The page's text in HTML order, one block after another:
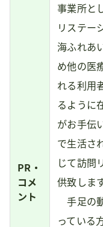
PR・
コメ
ント
事業所と
リステー
海ふれあ
め他の医
れる利用
るように
がお手伝
で生活さ
じて訪問
供致します
手足の
っている